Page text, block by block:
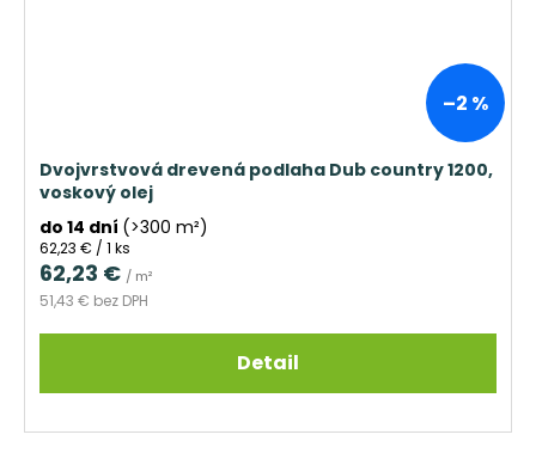
–2 %
Dvojvrstvová drevená podlaha Dub country 1200,
voskový olej
do 14 dní (>300 m²)
51,43 € bez DPH
62,23 € / m²
Jednotková
cena:
62,23 € / 1 ks
Detail